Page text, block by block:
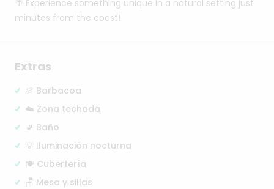
🌴 Experience something unique in a natural setting just
minutes from the coast!
Extras
🍖 Barbacoa
☁️ Zona techada
🚽 Baño
💡 Iluminación nocturna
🍽️ Cubertería
🪑 Mesa y sillas